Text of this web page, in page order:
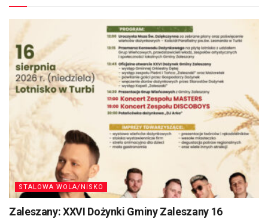
STALOWA WOLA/NISKO
Zaleszany: XXVI Dożynki Gminy Zaleszany 16